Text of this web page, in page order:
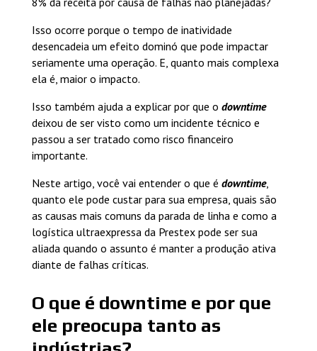
Isso ocorre porque o tempo de inatividade
desencadeia um efeito dominó que pode impactar
seriamente uma operação. E, quanto mais complexa
ela é, maior o impacto.
Isso também ajuda a explicar por que o downtime
deixou de ser visto como um incidente técnico e
passou a ser tratado como risco financeiro
importante.
Neste artigo, você vai entender o que é downtime,
quanto ele pode custar para sua empresa, quais são
as causas mais comuns da parada de linha e como a
logística ultraexpressa da Prestex pode ser sua
aliada quando o assunto é manter a produção ativa
diante de falhas críticas.
O que é downtime e por que
ele preocupa tanto as